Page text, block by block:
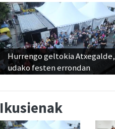
Hurrengo geltokia Atxegalde,
udako festen errondan
Ikusienak